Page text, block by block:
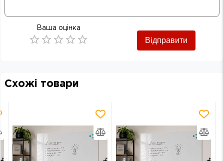
Ваша оцінка
Відправити
Схожі товари